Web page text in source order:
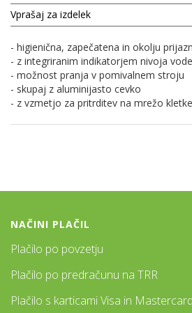
Vprašaj za izdelek
- higienična, zapečatena in okolju
- z integriranim indikatorjem nivoja vode
- možnost pranja v pomivalnem stroju
- skupaj z aluminijasto cevko
- z vzmetjo za pritrditev na mrežo kletke
NAČINI PLAČIL
Plačilo po povzetju
Plačilo po predračunu na TRR
Plačilo s karticami Visa in